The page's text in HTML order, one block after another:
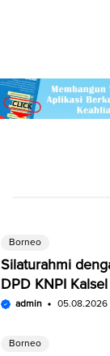
Borneo
Silaturahmi
DPD KNPI
SDM Pemuda
admin 05.08.2026
Borneo